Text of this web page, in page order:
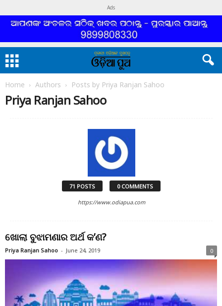
Ads
Home Authors Posts by Priya Ranjan Sahoo
Priya Ranjan Sahoo
71 POSTS 0 COMMENTS
https://www.odiapua.com
ଖୋଲା ବୁଝାମଣାର ଅର୍ଥ କ’ଣ?
Priya Ranjan Sahoo - June 24, 2019 0